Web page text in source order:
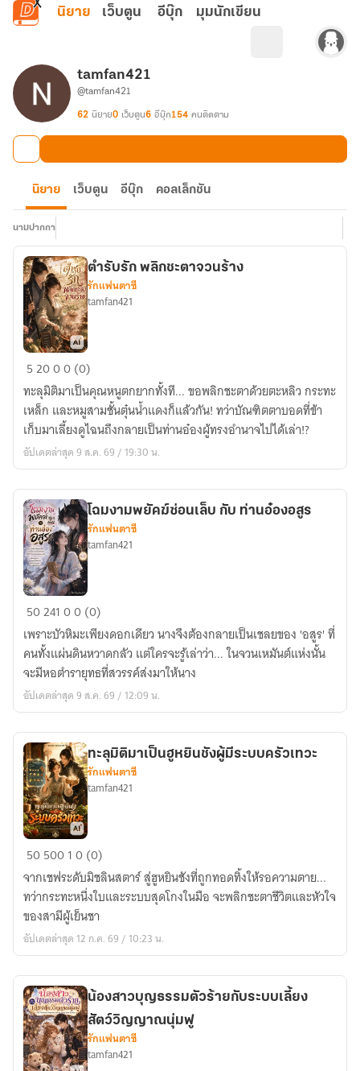
ข้ามไปยังเนื้อหาหลัก
นิยาย เว็บตูน อีบุ๊ก มุมนักเขียน
tamfan421
@tamfan421
62 นิยาย0 เว็บตูน6 อีบุ๊ก154 คนติดตาม
นิยาย เว็บตูน อีบุ๊ก คอลเล็กชัน
นามปากกา
ตำรับ
พลิก
ชะตา
จวน
ร้าง
ตำรับรัก พลิกชะตาจวนร้าง
รักแฟนตาซี
tamfan421
52000 (0)
ทะลุมิติมาเป็นคุณหนูตกยากทั้งที... ขอพลิกชะตาด้วยตะหลิว กระทะ
เหล็ก และหมูสามชั้นตุ๋นน้ำแดงก็แล้วกัน! ทว่าบัณฑิตตาบอดที่ข้า
เก็บมาเลี้ยงดูไฉนถึงกลายเป็นท่านอ๋องผู้ทรงอำนาจไปได้เล่า!?
อัปเดตล่าสุด 9 ส.ค. 69 / 19:30 น.
โฉมงาม
พยัคฆ์
ซ่อน
เล็บ
กับ
ท่าน
อสูร
โฉมงามพยัคฆ์ซ่อนเล็บ กับ ท่านอ๋องอสูร
รักแฟนตาซี
tamfan421
5024100 (0)
เพราะบัวหิมะเพียงดอกเดียว นางจึงต้องกลายเป็นเชลยของ 'อสูร' ที่
คนทั้งแผ่นดินหวาดกลัว แต่ใครจะรู้เล่าว่า... ในจวนเหมันต์แห่งนั้น
จะมีหอตำรายุทธที่สวรรค์ส่งมาให้นาง
อัปเดตล่าสุด 9 ส.ค. 69 / 12:09 น.
ทะลุ
มา
เป็น
ฮู
หยิน
ผู้
มี
ระบบ
ครัว
เทวะ
ทะลุมิติมาเป็นฮูหยินชังผู้มีระบบครัวเทวะ
รักแฟนตาซี
tamfan421
5050010 (0)
จากเชฟระดับมิชลินสตาร์ สู่ฮูหยินชังที่ถูกทอดทิ้งให้รอความตาย...
ทว่ากระทะหนึ่งใบและระบบสุดโกงในมือ จะพลิกชะตาชีวิตและหัวใจ
ของสามีผู้เย็นชา
อัปเดตล่าสุด 12 ก.ค. 69 / 10:23 น.
น้องสาวบุญธรรมตัวร้ายกับระบบเลี้ยง
สัตว์วิญญาณนุ่มฟู
รักแฟนตาซี
tamfan421